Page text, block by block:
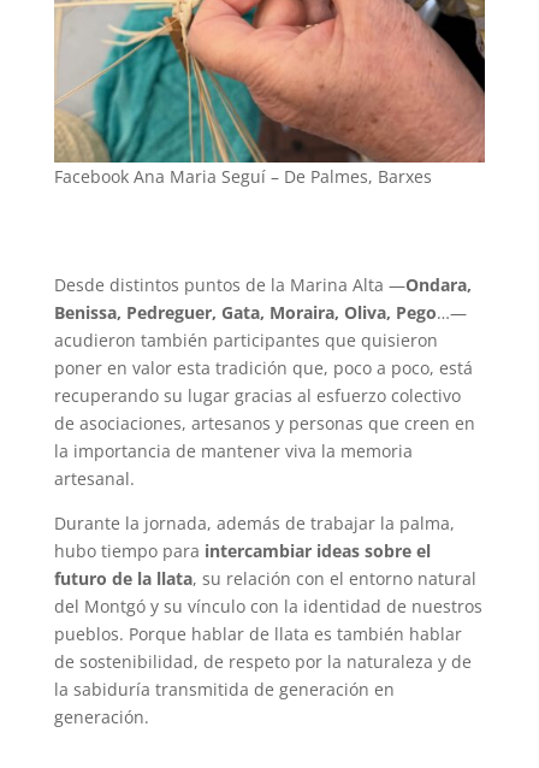
Facebook Ana Maria Seguí – De Palmes, Barxes
Desde distintos puntos de la Marina Alta —Ondara,
Benissa, Pedreguer, Gata, Moraira, Oliva, Pego…—
acudieron también participantes que quisieron
poner en valor esta tradición que, poco a poco, está
recuperando su lugar gracias al esfuerzo colectivo
de asociaciones, artesanos y personas que creen en
la importancia de mantener viva la memoria
artesanal.
Durante la jornada, además de trabajar la palma,
hubo tiempo para intercambiar ideas sobre el
futuro de la llata, su relación con el entorno natural
del Montgó y su vínculo con la identidad de nuestros
pueblos. Porque hablar de llata es también hablar
de sostenibilidad, de respeto por la naturaleza y de
la sabiduría transmitida de generación en
generación.